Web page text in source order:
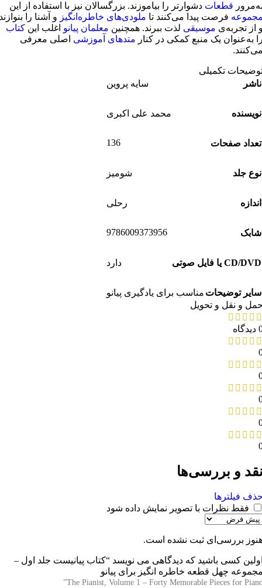
قطعات دشوارتر را بیاموزند. بزرگسالان نیز با استفاده از این
فرصت پیدا می‌کنند تا ملودی‌های خاطره‌انگیز و آشنا را
از تجربه‌ی موسیقی لذت ببرند. همچنین معلمان پیانو اغلب این کتاب
به‌عنوان یک منبع کمکی در کنار متدهای آموزشی اصلی معرفی
تکمیلی
ناشر
سایه پروین
نویسنده محمد علی اکبری
تعداد صفحات 136
نوع جلد شومیز
اندازه رحلی
شابک 9786009373956
CD/DVD یا فایل صوتی دارد
سایر توضیحات مناسب برای یادگیری پیانو
و نقل و تحویل
و بررسی‌ها
فیلترها
فقط نظرات با تصویر نمایش داده شود
بررسی‌ای ثبت نشده است.
کسی باشید که دیدگاهی می نویسد “کتاب پیانیست جلد اول –
چهل قطعه خاطره انگیز برای پیانو
The Pianist, Volume 1 – Forty Memorable Pieces for